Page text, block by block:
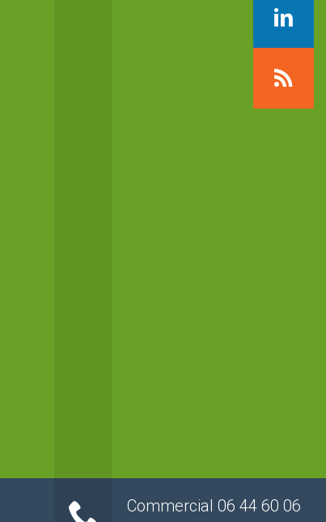
Commercial 06 44 60 06